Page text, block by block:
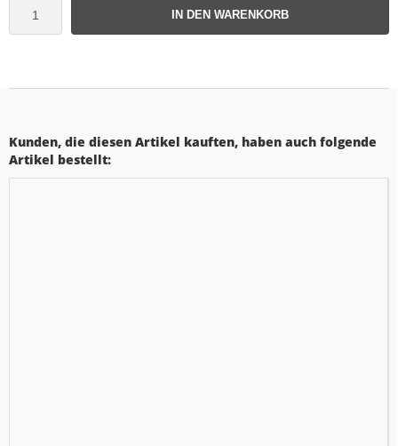
IN DEN WARENKORB
Kunden, die diesen Artikel kauften, haben auch folgende
Artikel bestellt: